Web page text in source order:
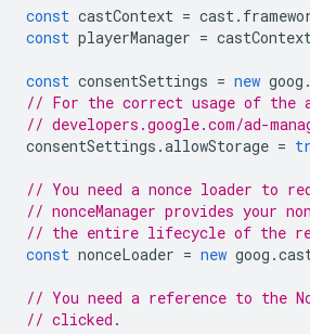
const castContext = cast.
const playerManager =
const consentSettings = new goog .
// For the correct usage of the
// developers.google.com/ad-
consentSettings .allowStorage =
// You need a nonce loader to
// nonceManager provides your
// the entire lifecycle of the
const nonceLoader = new goog .
// You need a reference to the
// clicked.